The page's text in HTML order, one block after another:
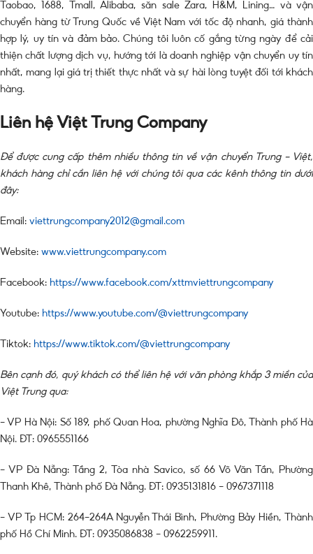
Taobao, 1688, Tmall, Alibaba, săn sale Zara, H&M, Lining… và vận
chuyển hàng từ Trung Quốc về Việt Nam với tốc độ nhanh, giá thành
hợp lý, uy tín và đảm bảo. Chúng tôi luôn cố gắng từng ngày để cải
thiện chất lượng dịch vụ, hướng tới là doanh nghiệp vận chuyển uy tín
nhất, mang lại giá trị thiết thực nhất và sự hài lòng tuyệt đối tới khách
hàng.
Liên hệ Việt Trung Company
Để được cung cấp thêm nhiều thông tin về vận chuyển Trung – Việt,
khách hàng chỉ cần liên hệ với chúng tôi qua các kênh thông tin dưới
đây:
Email: viettrungcompany2012@gmail.com
Website: www.viettrungcompany.com
Facebook: https://www.facebook.com/xttmviettrungcompany
Youtube: https://www.youtube.com/@viettrungcompany
Tiktok: https://www.tiktok.com/@viettrungcompany
Bên cạnh đó, quý khách có thể liên hệ với văn phòng khắp 3 miền của
Việt Trung qua:
– VP Hà Nội: Số 189, phố Quan Hoa, phường Nghĩa Đô, Thành phố Hà
Nội. ĐT: 0965551166
– VP Đà Nẵng: Tầng 2, Tòa nhà Savico, số 66 Võ Văn Tần, Phường
Thanh Khê, Thành phố Đà Nẵng. ĐT: 0935131816 – 0967371118
– VP Tp HCM: 264-264A Nguyễn Thái Bình, Phường Bảy Hiền, Thành
phố Hồ Chí Minh. ĐT: 0935086838 – 0962259911.